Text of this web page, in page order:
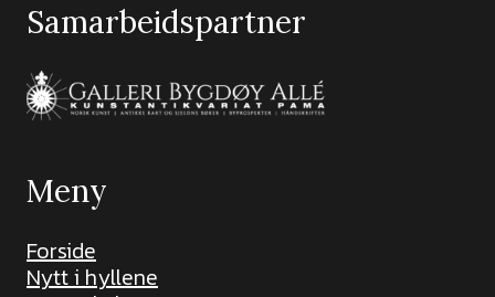
Samarbeidspartner
Meny
Forside
Nytt i hyllene